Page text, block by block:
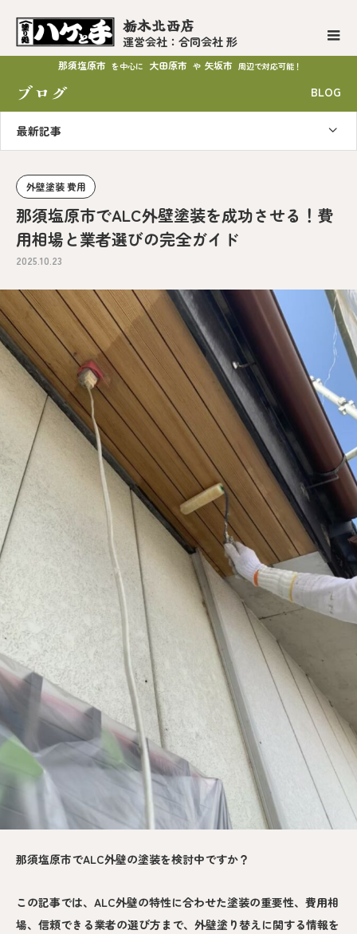
栃木北西店
運営会社：合同会社 形
那須塩原市 を中心に 大田原市 や 矢坂市 周辺で対応可能！
ブログ BLOG
最新記事
外壁塗装 費用
那須塩原市でALC外壁塗装を成功させる！費
用相場と業者選びの完全ガイド
2025.10.23
那須塩原市でALC外壁の塗装を検討中ですか？
この記事では、ALC外壁の特性に合わせた塗装の重要性、費用相
場、信頼できる業者の選び方まで、外壁塗り替えに関する情報を